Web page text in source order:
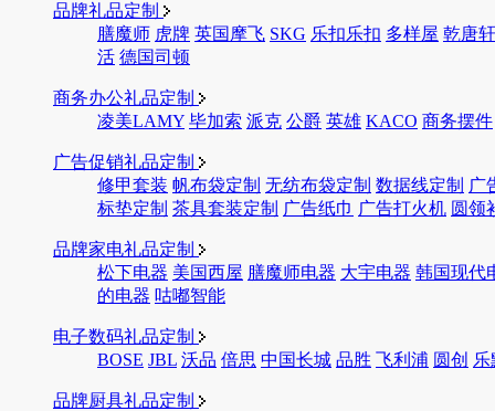
品牌礼品定制
膳魔师 虎牌 英国摩飞 SKG 乐扣乐扣 多样屋 乾唐轩
活 德国司顿
商务办公礼品定制
凌美LAMY 毕加索 派克 公爵 英雄 KACO 商务摆件
广告促销礼品定制
修甲套装 帆布袋定制 无纺布袋定制 数据线定制 广
标垫定制 茶具套装定制 广告纸巾 广告打火机 圆领
品牌家电礼品定制
松下电器 美国西屋 膳魔师电器 大宇电器 韩国现代
的电器 咕嘟智能
电子数码礼品定制
BOSE JBL 沃品 倍思 中国长城 品胜 飞利浦 圆创
品牌厨具礼品定制